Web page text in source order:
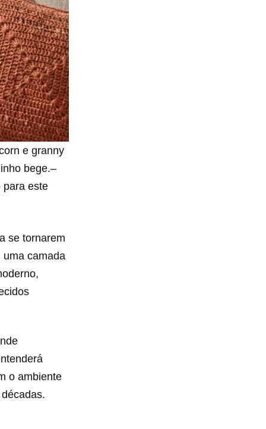
e granny
bege.–
para este
se tornarem
uma camada
o ambiente